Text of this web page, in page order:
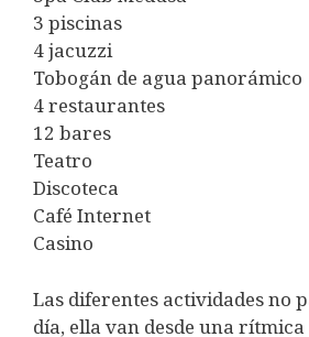
3 piscinas
4 jacuzzi
Tobogán de agua panorámico
4 restaurantes
12 bares
Teatro
Discoteca
Café Internet
Casino
Las diferentes actividades no
día, ella van desde una rítmica